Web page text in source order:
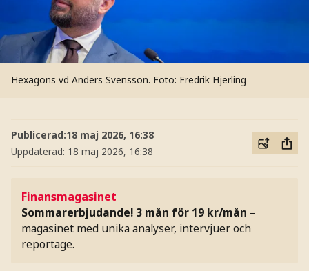
Hexagons vd Anders Svensson. Foto: Fredrik Hjerling
Publicerad:18 maj 2026, 16:38
Uppdaterad: 18 maj 2026, 16:38
Finansmagasinet
Sommarerbjudande! 3 mån för 19 kr/mån –
magasinet med unika analyser, intervjuer och
reportage.